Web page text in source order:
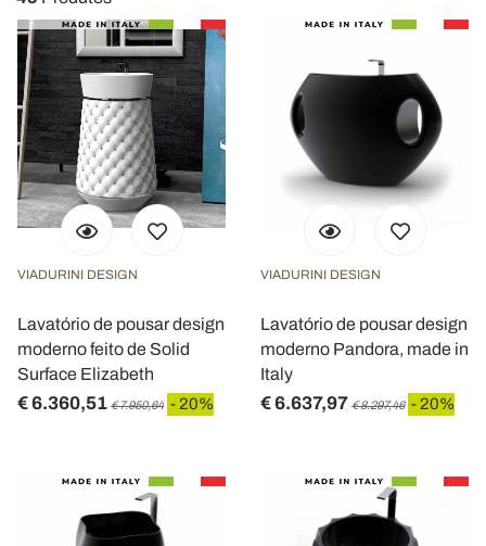
VIADURINI DESIGN
Lavatório de pousar design
moderno feito de Solid
Surface Elizabeth
€ 6.360,51 € 7.950,64 - 20%
VIADURINI DESIGN
Lavatório de pousar design
moderno Pandora, made in
Italy
€ 6.637,97 € 8.297,46 - 20%